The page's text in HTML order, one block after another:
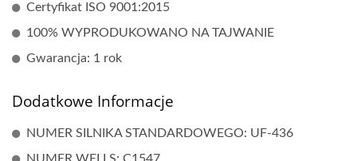
Certyfikat ISO 9001:2015
100% WYPRODUKOWANO NA TAJWANIE
Gwarancja: 1 rok
Dodatkowe Informacje
NUMER SILNIKA STANDARDOWEGO: UF-436